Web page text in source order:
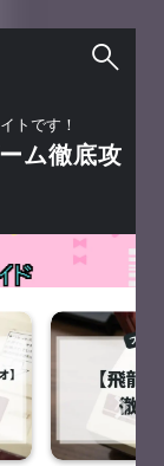
トです！
ム徹底攻